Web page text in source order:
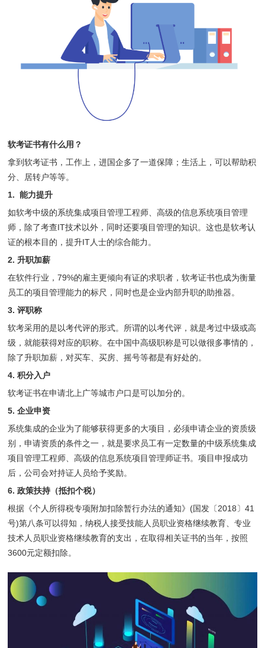
软考证书有什么用？
拿到软考证书，工作上，进国企多了一道保障；生活上，可以帮助积
分、居转户等等。
1.能力提升
如软考中级的系统集成项目管理工程师、高级的信息系统项目管理
师，除了考查IT技术以外，同时还要项目管理的知识。这也是软考认
证的根本目的，提升IT人士的综合能力。
2.升职加薪
在软件行业，79%的雇主更倾向有证的求职者，软考证书也成为衡量
员工的项目管理能力的标尺，同时也是企业内部升职的助推器。
3.评职称
软考采用的是以考代评的形式。所谓的以考代评，就是考过中级或高
级，就能获得对应的职称。在中国中高级职称是可以做很多事情的，
除了升职加薪，对买车、买房、摇号等都是有好处的。
4.积分入户
软考证书在申请北上广等城市户口是可以加分的。
5.企业申资
系统集成的企业为了能够获得更多的大项目，必须申请企业的资质级
别，申请资质的条件之一，就是要求员工有一定数量的中级系统集成
项目管理工程师、高级的信息系统项目管理师证书。项目申报成功
后，公司会对持证人员给予奖励。
6.政策扶持（抵扣个税）
根据《个人所得税专项附加扣除暂行办法的通知》(国发〔2018〕41
号)第八条可以得知，纳税人接受技能人员职业资格继续教育、专业
技术人员职业资格继续教育的支出，在取得相关证书的当年，按照
3600元定额扣除。